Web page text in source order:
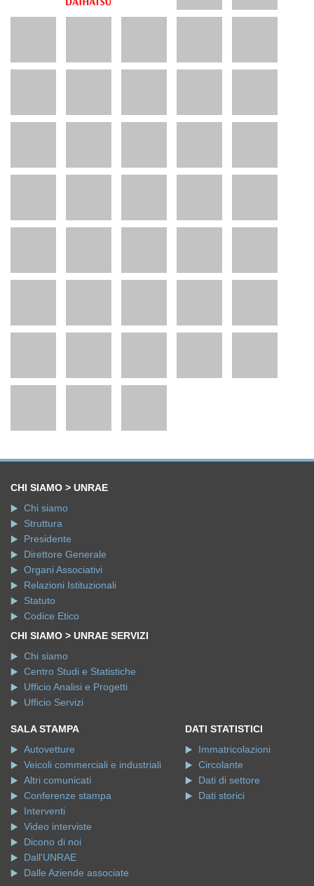
CHI SIAMO > UNRAE
Chi siamo
Struttura
Presidente
Direttore Generale
Organi Associativi
Relazioni Istituzionali
Statuto
Codice Etico
CHI SIAMO > UNRAE SERVIZI
Chi siamo
Centro Studi e Statistiche
Ufficio Analisi e Progetti
Ufficio Servizi
SALA STAMPA
Autovetture
Veicoli commerciali e industriali
Altri comunicati
Conferenze stampa
Interventi
Video interviste
Dicono di noi
Dall'UNRAE
Dalle Aziende associate
DATI STATISTICI
Immatricolazioni
Circolante
Dati di settore
Dati storici